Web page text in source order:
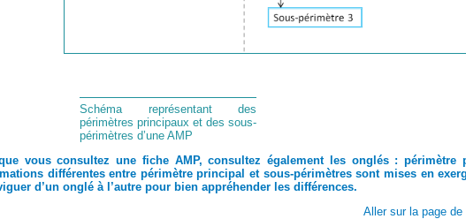
Schéma représentant des
périmètres principaux et des sous-
périmètres d’une AMP
vous consultez une fiche AMP, consultez également les onglés : périmètre
différentes entre périmètre principal et sous-périmètres sont mises en
d’un onglé à l’autre pour bien appréhender les différences.
Aller sur la page